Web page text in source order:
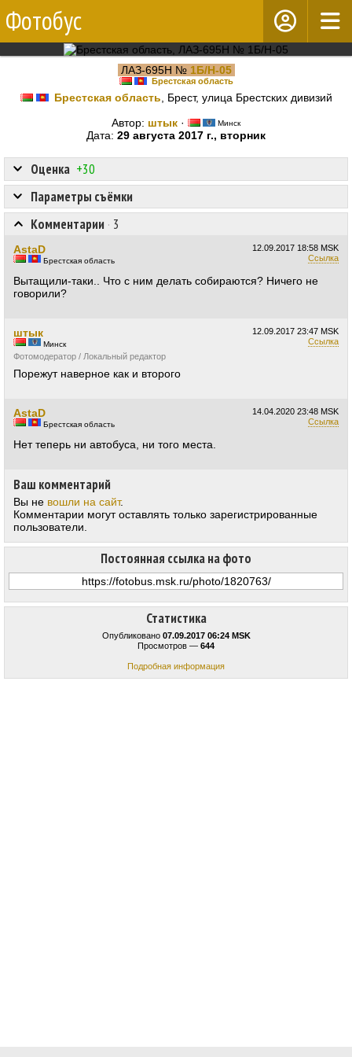
Фотобус
ЛАЗ-695Н № 1Б/Н-05
Брестская область
Брестская область , Брест, улица Брестских дивизий
Автор: штык · Минск
Дата: 29 августа 2017 г., вторник
Статистика
Опубликовано 07.09.2017 06:24 MSK
Просмотров — 644
Подробная информация
Оценка +30
Постоянная ссылка на фото
Параметры съёмки
Комментарии · 3
12.09.2017 18:58 MSK
Ссылка
AstaD
Брестская область
Вытащили-таки.. Что с ним делать собираются? Ничего не
говорили?
12.09.2017 23:47 MSK
Ссылка
штык
Минск
Фотомодератор / Локальный редактор
Порежут наверное как и второго
14.04.2020 23:48 MSK
Ссылка
AstaD
Брестская область
Нет теперь ни автобуса, ни того места.
Ваш комментарий
Вы не вошли на сайт.
Комментарии могут оставлять только зарегистрированные
пользователи.